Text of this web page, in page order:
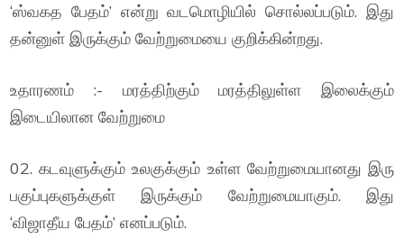
‘ஸ்வகத பேதம்’ என்று வடமொழியில் சொல்லப்படும். இது
தன்னுள் இருக்கும் வேற்றுமையை குறிக்கின்றது.
உதாரணம் :- மரத்திற்கும் மரத்திலுள்ள இலைக்கும்
இடையிலான வேற்றுமை
02. கடவுளுக்கும் உலகுக்கும் உள்ள வேற்றுமையானது இரு
பகுப்புகளுக்குள் இருக்கும் வேற்றுமையாகும். இது
‘விஜாதீய பேதம்’ எனப்படும்.